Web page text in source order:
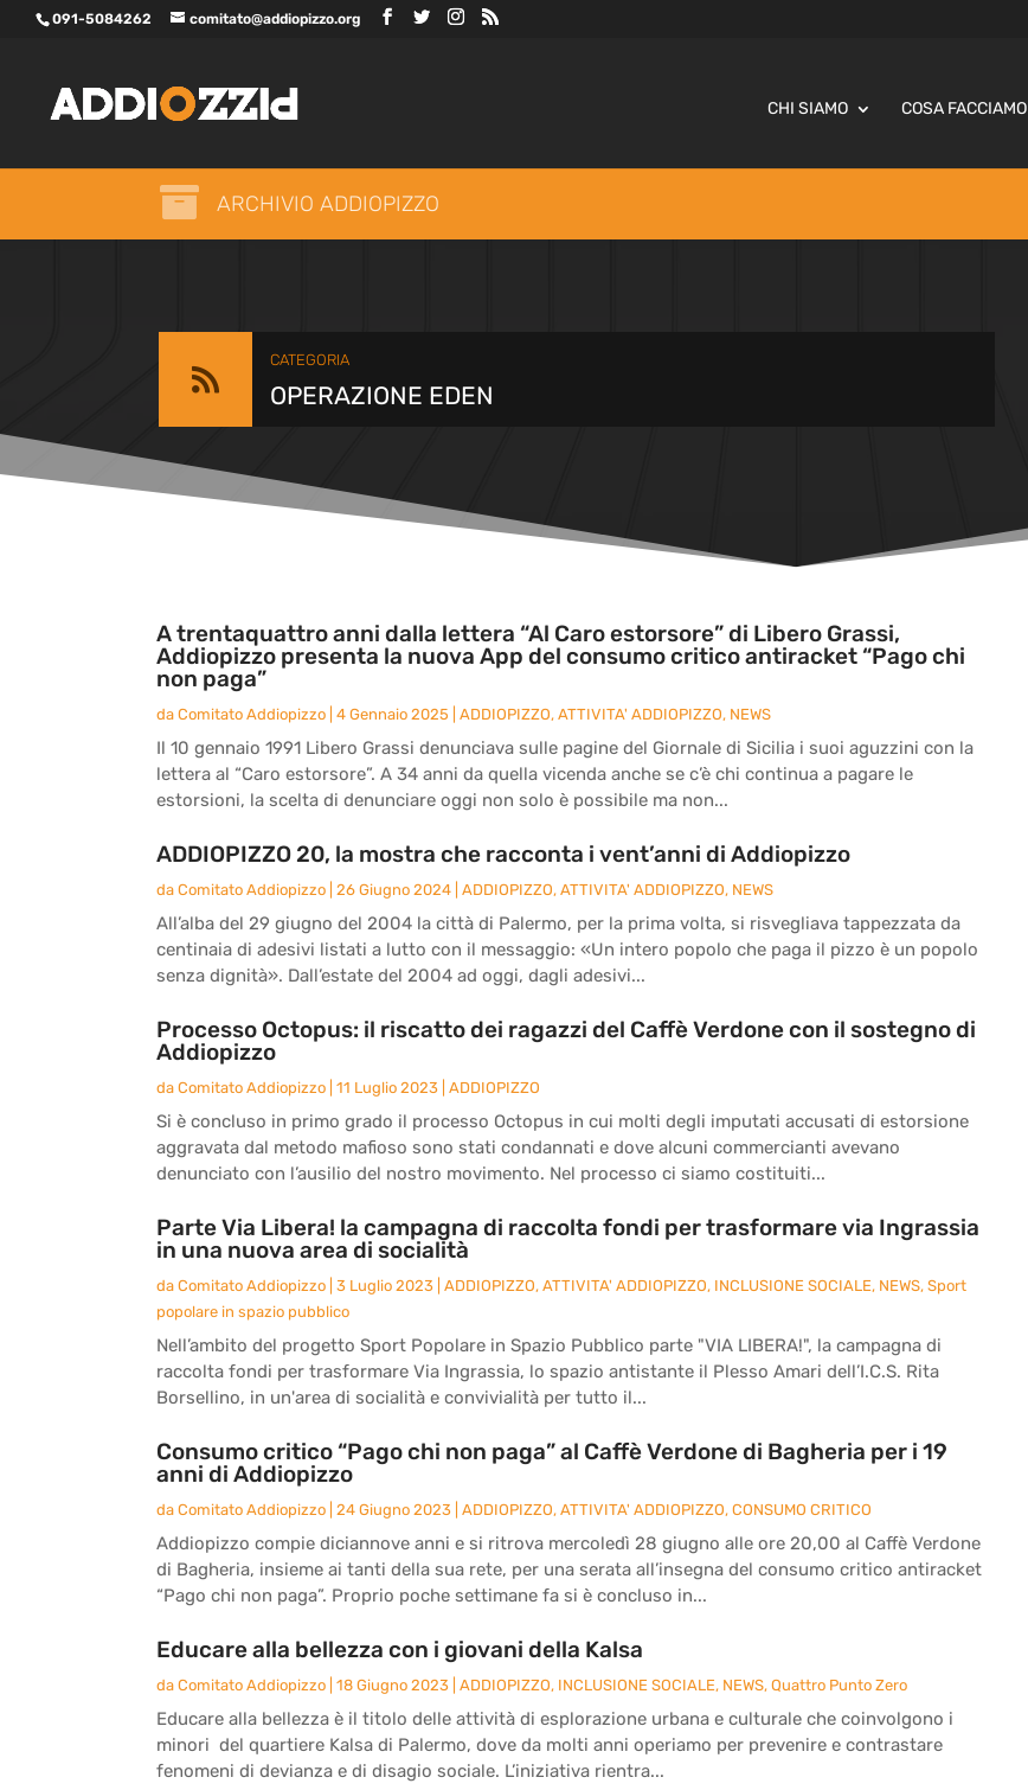
091-5084262 comitato@addiopizzo.org
CHI SIAMO COSA FACCIAMO
 ARCHIVIO ADDIOPIZZO

CATEGORIA
OPERAZIONE EDEN
A trentaquattro anni dalla lettera “Al Caro estorsore” di Libero Grassi,
Addiopizzo presenta la nuova App del consumo critico antiracket “Pago chi
non paga”
da Comitato Addiopizzo 4 Gennaio 2025 ADDIOPIZZO, ATTIVITA' ADDIOPIZZO, NEWS
Il 10 gennaio 1991 Libero Grassi denunciava sulle pagine del Giornale di Sicilia i suoi aguzzini con la
lettera al “Caro estorsore”. A 34 anni da quella vicenda anche se c’è chi continua a pagare le
estorsioni, la scelta di denunciare oggi non solo è possibile ma non...
ADDIOPIZZO 20, la mostra che racconta i vent’anni di Addiopizzo
da Comitato Addiopizzo 26 Giugno 2024 ADDIOPIZZO, ATTIVITA' ADDIOPIZZO, NEWS
All’alba del 29 giugno del 2004 la città di Palermo, per la prima volta, si risvegliava tappezzata da
centinaia di adesivi listati a lutto con il messaggio: «Un intero popolo che paga il pizzo è un popolo
senza dignità». Dall’estate del 2004 ad oggi, dagli adesivi...
Processo Octopus: il riscatto dei ragazzi del Caffè Verdone con il sostegno di
Addiopizzo
da Comitato Addiopizzo 11 Luglio 2023 ADDIOPIZZO
Si è concluso in primo grado il processo Octopus in cui molti degli imputati accusati di estorsione
aggravata dal metodo mafioso sono stati condannati e dove alcuni commercianti avevano
denunciato con l’ausilio del nostro movimento. Nel processo ci siamo costituiti...
Parte Via Libera! la campagna di raccolta fondi per trasformare via Ingrassia
in una nuova area di socialità
da Comitato Addiopizzo 3 Luglio 2023 ADDIOPIZZO, ATTIVITA' ADDIOPIZZO, INCLUSIONE SOCIALE, NEWS, Sport
popolare in spazio pubblico
Nell’ambito del progetto Sport Popolare in Spazio Pubblico parte "VIA LIBERA!", la campagna di
raccolta fondi per trasformare Via Ingrassia, lo spazio antistante il Plesso Amari dell’I.C.S. Rita
Borsellino, in un'area di socialità e convivialità per tutto il...
Consumo critico “Pago chi non paga” al Caffè Verdone di Bagheria per i 19
anni di Addiopizzo
da Comitato Addiopizzo 24 Giugno 2023 ADDIOPIZZO, ATTIVITA' ADDIOPIZZO, CONSUMO CRITICO
Addiopizzo compie diciannove anni e si ritrova mercoledì 28 giugno alle ore 20,00 al Caffè Verdone
di Bagheria, insieme ai tanti della sua rete, per una serata all’insegna del consumo critico antiracket
“Pago chi non paga”. Proprio poche settimane fa si è concluso in...
Educare alla bellezza con i giovani della Kalsa
da Comitato Addiopizzo 18 Giugno 2023 ADDIOPIZZO, INCLUSIONE SOCIALE, NEWS, Quattro Punto Zero
Educare alla bellezza è il titolo delle attività di esplorazione urbana e culturale che coinvolgono i
minori del quartiere Kalsa di Palermo, dove da molti anni operiamo per prevenire e contrastare
fenomeni di devianza e di disagio sociale. L’iniziativa rientra...